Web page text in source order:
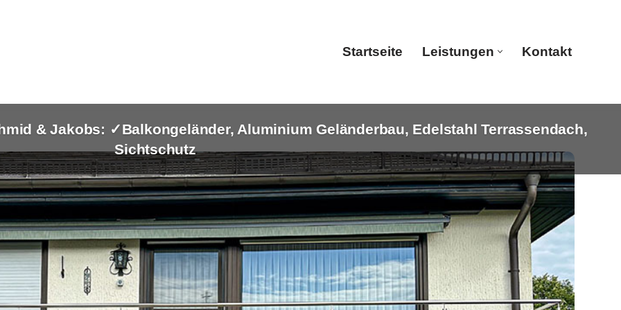
Startseite Leistungen Kontakt
& Jakobs: ✓Balkongeländer, Aluminium Geländerbau, Edelstahl Terrassendach,
Sichtschutz